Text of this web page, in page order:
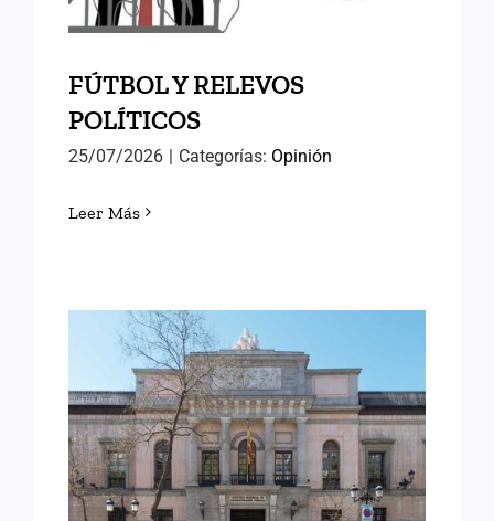
FÚTBOL Y RELEVOS
POLÍTICOS
25/07/2026 | Categorías: Opinión
Leer Más
LORENA GONZÁLEZ
OLIVARES, NUEVA
DIRECTORA DEL INAP